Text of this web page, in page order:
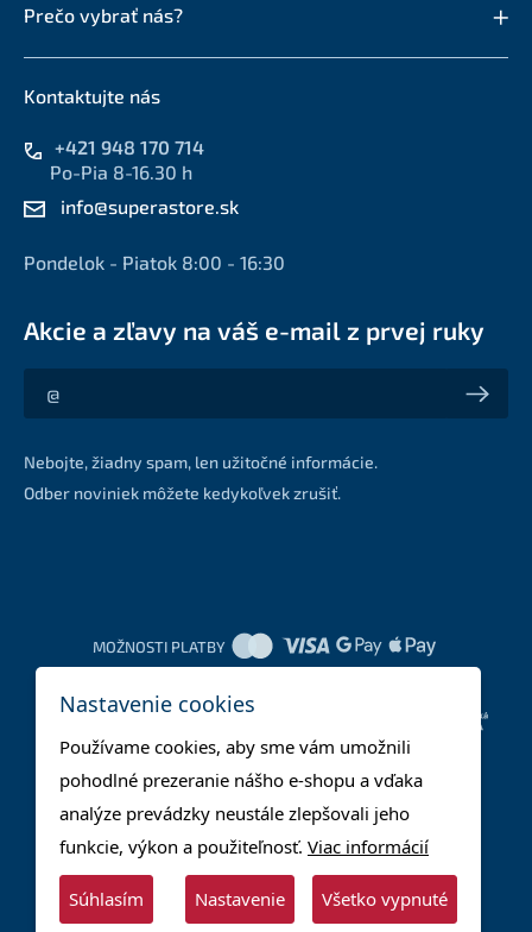
Prečo vybrať nás?
Kontaktujte nás
+421 948 170 714
Po-Pia 8-16.30 h
info@superastore.sk
Pondelok - Piatok 8:00 - 16:30
Akcie a zľavy na váš e-mail z prvej ruky
Akcie a zľavy na váš e-mail z prvej ruky
Nebojte, žiadny spam, len užitočné informácie.
Odber noviniek môžete kedykoľvek zrušiť.
MOŽNOSTI PLATBY
Nastavenie cookies
Používame cookies, aby sme vám umožnili
pohodlné prezeranie nášho e-shopu a vďaka
analýze prevádzky neustále zlepšovali jeho
funkcie, výkon a použiteľnosť. Viac informácií
Súhlasím Nastavenie Všetko vypnuté